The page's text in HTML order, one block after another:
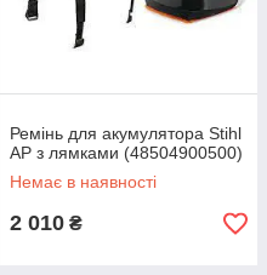
Ремінь для акумулятора Stihl
AP з лямками (48504900500)
Немає в наявності
2 010 ₴